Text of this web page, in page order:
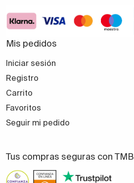
Mis pedidos
Iniciar sesión
Registro
Carrito
Favoritos
Seguir mi pedido
Tus compras seguras con TMB